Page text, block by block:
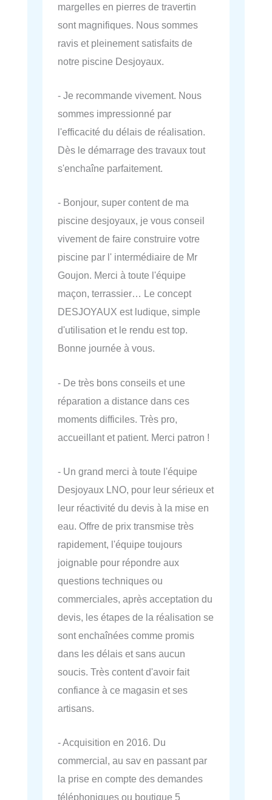
margelles en pierres de travertin
sont magnifiques. Nous sommes
ravis et pleinement satisfaits de
notre piscine Desjoyaux.
- Je recommande vivement. Nous
sommes impressionné par
l'efficacité du délais de réalisation.
Dès le démarrage des travaux tout
s'enchaîne parfaitement.
- Bonjour, super content de ma
piscine desjoyaux, je vous conseil
vivement de faire construire votre
piscine par l' intermédiaire de Mr
Goujon. Merci à toute l'équipe
maçon, terrassier… Le concept
DESJOYAUX est ludique, simple
d'utilisation et le rendu est top.
Bonne journée à vous.
- De très bons conseils et une
réparation a distance dans ces
moments difficiles. Très pro,
accueillant et patient. Merci patron !
- Un grand merci à toute l'équipe
Desjoyaux LNO, pour leur sérieux et
leur réactivité du devis à la mise en
eau. Offre de prix transmise très
rapidement, l'équipe toujours
joignable pour répondre aux
questions techniques ou
commerciales, après acceptation du
devis, les étapes de la réalisation se
sont enchaînées comme promis
dans les délais et sans aucun
soucis. Très content d'avoir fait
confiance à ce magasin et ses
artisans.
- Acquisition en 2016. Du
commercial, au sav en passant par
la prise en compte des demandes
téléphoniques ou boutique 5